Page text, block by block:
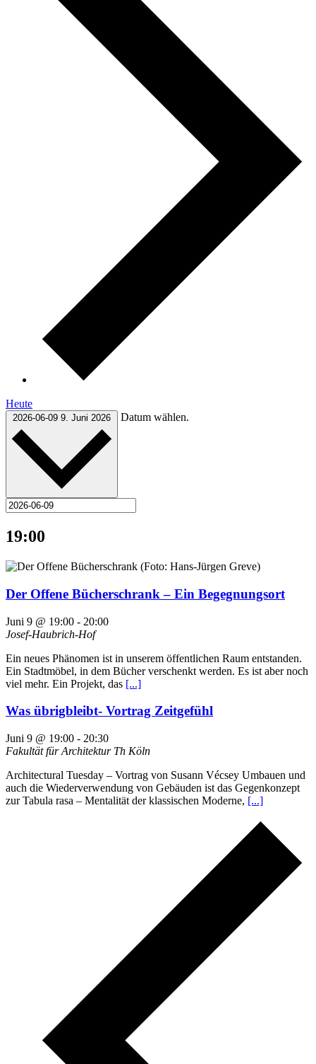
Heute
2026-06-09 9. Juni 2026 Datum wählen.
19:00
Der Offene Bücherschrank – Ein Begegnungsort
Juni 9 @ 19:00 - 20:00
Josef-Haubrich-Hof
Ein neues Phänomen ist in unserem öffentlichen Raum entstanden.
Ein Stadtmöbel, in dem Bücher verschenkt werden. Es ist aber noch
viel mehr. Ein Projekt, das [...]
Was übrigbleibt- Vortrag Zeitgefühl
Juni 9 @ 19:00 - 20:30
Fakultät für Architektur Th Köln
Architectural Tuesday – Vortrag von Susann Vécsey Umbauen und
auch die Wiederverwendung von Gebäuden ist das Gegenkonzept
zur Tabula rasa – Mentalität der klassischen Moderne, [...]